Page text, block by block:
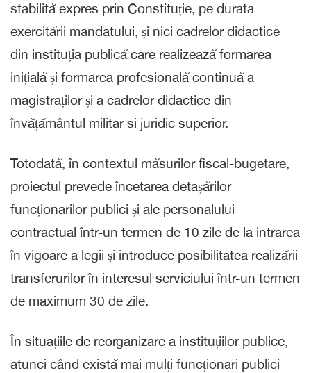
stabilită expres prin Constituție, pe durata
exercitării mandatului, și nici cadrelor didactice
din instituția publică care realizează formarea
inițială și formarea profesională continuă a
magistraților și a cadrelor didactice din
învățământul militar si juridic superior.
Totodată, în contextul măsurilor fiscal-bugetare,
proiectul prevede încetarea detașărilor
funcționarilor publici și ale personalului
contractual într-un termen de 10 zile de la intrarea
în vigoare a legii și introduce posibilitatea realizării
transferurilor în interesul serviciului într-un termen
de maximum 30 de zile.
În situațiile de reorganizare a instituțiilor publice,
atunci când există mai mulți funcționari publici